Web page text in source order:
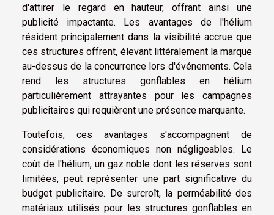
d'attirer le regard en hauteur, offrant ainsi une
publicité impactante. Les avantages de l'hélium
résident principalement dans la visibilité accrue que
ces structures offrent, élevant littéralement la marque
au-dessus de la concurrence lors d'événements. Cela
rend les structures gonflables en hélium
particulièrement attrayantes pour les campagnes
publicitaires qui requièrent une présence marquante.
Toutefois, ces avantages s'accompagnent de
considérations économiques non négligeables. Le
coût de l'hélium, un gaz noble dont les réserves sont
limitées, peut représenter une part significative du
budget publicitaire. De surcroît, la perméabilité des
matériaux utilisés pour les structures gonflables en